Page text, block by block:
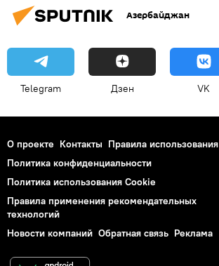
Азербайджан
Telegram Дзен VK
О проекте Контакты Правила использования
Политика конфиденциальности
Политика использования Cookie
Правила применения рекомендательных
технологий
Новости компаний Обратная связь Реклама